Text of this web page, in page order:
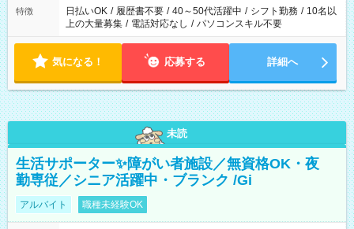
特徴 日払いOK / 履歴書不要 / 40～50代活躍中 / シフト勤務 / 10名以
上の大量募集 / 電話対応なし / パソコンスキル不要
気になる！ 応募する 詳細へ
未読
生活サポーター✨障がい者施設／無資格OK・夜
勤専従／シニア活躍中・ブランク /Gi
アルバイト 職種未経験OK